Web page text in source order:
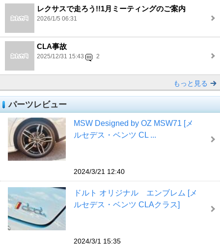
レクサスで走ろう!!1月ミーティングのご案内
2026/1/5 06:31
CLA事故
2025/12/31 15:43 2
もっと見る
パーツレビュー
MSW Designed by OZ MSW71 [メ
ルセデス・ベンツ CL ...
2024/3/21 12:40
ドルト オリジナル エンブレム [メ
ルセデス・ベンツ CLAクラス]
2024/3/1 15:35